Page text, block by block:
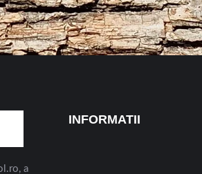
a
INFORMATII